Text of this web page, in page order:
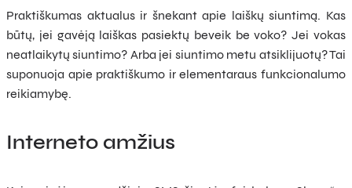
Praktiškumas aktualus ir šnekant apie laiškų siuntimą. Kas
būtų, jei gavėją laiškas pasiektų beveik be voko? Jei vokas
neatlaikytų siuntimo? Arba jei siuntimo metu atsiklijuotų? Tai
suponuoja apie praktiškumo ir elementaraus funkcionalumo
reikiamybę.
Interneto amžius